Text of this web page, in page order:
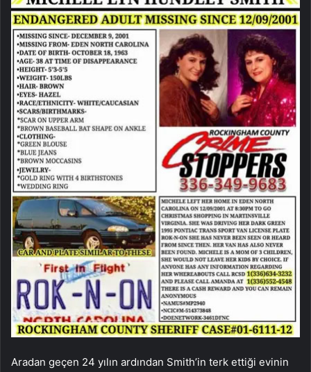
Aradan geçen 24 yılın ardından Smith’in terk ettiği evinin